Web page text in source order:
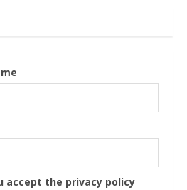
accept the privacy policy